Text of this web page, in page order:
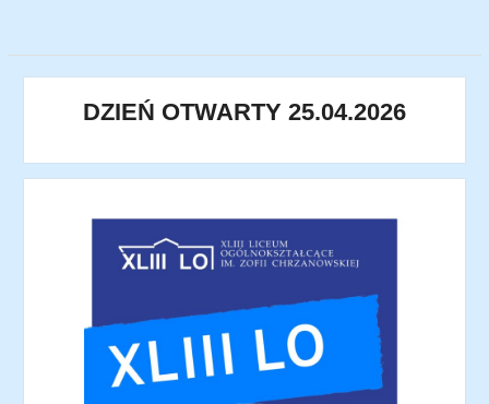
DZIEŃ OTWARTY 25.04.2026